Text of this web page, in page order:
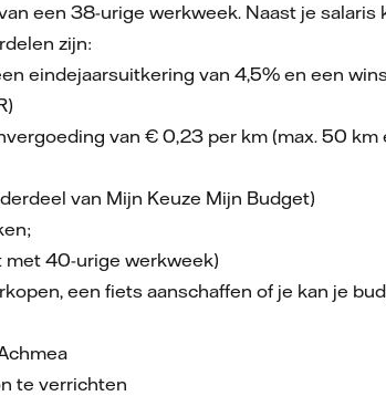
een 38-urige werkweek. Naast je
zijn:
eindejaarsuitkering van 4,5% en een
van € 0,23 per km (max. 50 km
van Mijn Keuze Mijn Budget)
met 40-urige werkweek)
een fiets aanschaffen of je kan je
te verrichten